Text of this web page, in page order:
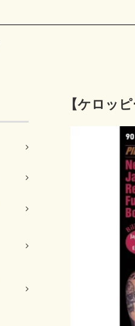
【ケロッ